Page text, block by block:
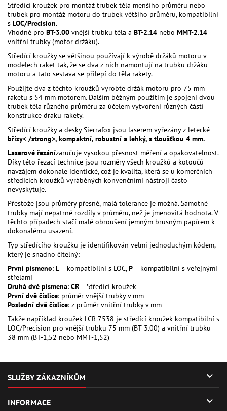
Středící kroužek pro montáž trubek těla menšího průměru nebo
trubek pro montáž motoru do trubek většího průměru, kompatibilní
s LOC/Precision.
Vhodné pro BT-3.00 vnější trubku těla a BT-2.14 nebo MMT-2.14
vnitřní trubky (motor držáku).
Středící kroužky se většinou používají k výrobě držáků motoru v
modelech raket tak, že se dva z nich namontují na trubku držáku
motoru a tato sestava se přilepí do těla rakety.
Použijte dva z těchto kroužků vyrobte držák motoru pro 75 mm
raketu s 54 mm motorem. Dalším běžným použitím je spojení dvou
trubek těla různého průměru za účelem vytvoření různých částí
konstrukce draku rakety.
Středící kroužky a desky Sierrafox jsou laserem vyřezány z letecké
břízy< /strong>, kompaktní, robustní a lehký, s tloušťkou 4 mm.
Laserové řezánízaručuje vysokou přesnost měření a opakovatelnost.
Díky této řezací technice jsou rozměry všech kroužků a kotoučů
navzájem dokonale identické, což je kvalita, která se u komerčních
středicích kroužků vyráběných konvenčními nástroji často
nevyskytuje.
Přestože jsou průměry přesné, malá tolerance je možná. Samotné
trubky mají nepatrné rozdíly v průměru, než je jmenovitá hodnota. V
těchto případech stačí malé obroušení jemným brusným papírem k
dokonalému usazení.
Typ středícího kroužku je identifikován velmi jednoduchým kódem,
který je snadno čitelný:
První písmeno: L = kompatibilní s LOC,P = kompatibilní s veřejnými
střelami
Druhá dvě písmena: CR = Středící kroužek
První dvě číslice: průměr vnější trubky v mm
Poslední dvě číslice: z průměr vnitřní trubky v mm
Takže například kroužek LCR-7538 je středící kroužek kompatibilní s
LOC/Precision pro vnější trubku 75 mm (BT-3.00) a vnitřní trubku
38 mm (BT-1,52 nebo MMT-1,52)
SLUŽBY ZÁKAZNÍKŮM 
INFORMACE 